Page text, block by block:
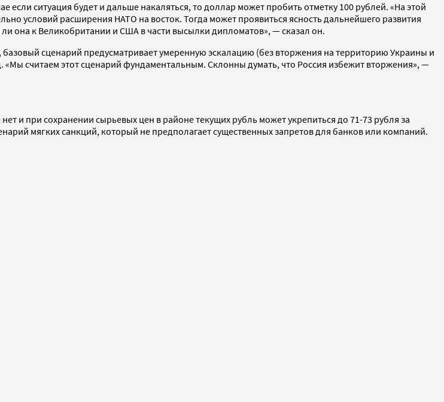
ситуация будет и дальше накаляться, то доллар может пробить отметку 100 рублей. «На этой
условий расширения НАТО на восток. Тогда может проявиться ясность дальнейшего развития
она к Великобритании и США в части высылки дипломатов», — сказал он.
сценарий предусматривает умеренную эскалацию (без вторжения на территорию Украины и
«Мы считаем этот сценарий фундаментальным. Склонны думать, что Россия избежит вторжения», —
и при сохранении сырьевых цен в районе текущих рубль может укрепиться до 71-73 рубля за
мягких санкций, который не предполагает существенных запретов для банков или компаний.